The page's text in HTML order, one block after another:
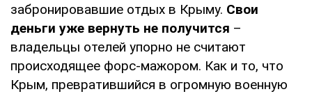
забронировавшие отдых в Крыму. Свои
деньги уже вернуть не получится –
владельцы отелей упорно не считают
происходящее форс-мажором. Как и то, что
Крым, превратившийся в огромную военную